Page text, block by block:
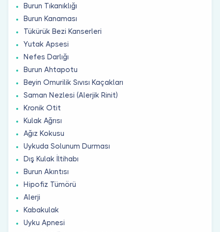
Burun Tıkanıklığı
Burun Kanaması
Tükürük Bezi Kanserleri
Yutak Apsesi
Nefes Darlığı
Burun Ahtapotu
Beyin Omurilik Sıvısı Kaçakları
Saman Nezlesi (Alerjik Rinit)
Kronik Otit
Kulak Ağrısı
Ağız Kokusu
Uykuda Solunum Durması
Dış Kulak İltihabı
Burun Akıntısı
Hipofiz Tümörü
Alerji
Kabakulak
Uyku Apnesi